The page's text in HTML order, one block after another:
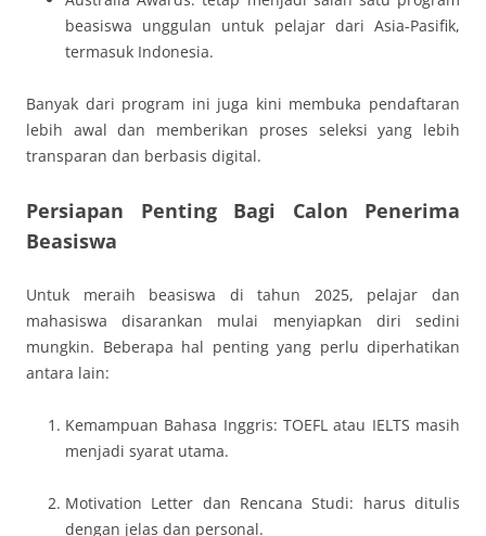
beasiswa unggulan untuk pelajar dari Asia-Pasifik,
termasuk Indonesia.
Banyak dari program ini juga kini membuka pendaftaran
lebih awal dan memberikan proses seleksi yang lebih
transparan dan berbasis digital.
Persiapan Penting Bagi Calon Penerima
Beasiswa
Untuk meraih beasiswa di tahun 2025, pelajar dan
mahasiswa disarankan mulai menyiapkan diri sedini
mungkin. Beberapa hal penting yang perlu diperhatikan
antara lain:
Kemampuan Bahasa Inggris: TOEFL atau IELTS masih
menjadi syarat utama.
Motivation Letter dan Rencana Studi: harus ditulis
dengan jelas dan personal.